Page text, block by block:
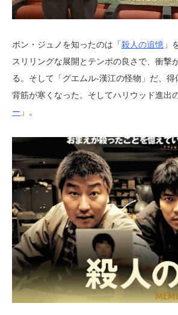
ポン・ジュノを知ったのは「殺人の追憶 」
スリリングな展開とテンポの良さで、衝撃
る。そして「グエムル-漢江の怪物」だ、得
背筋が寒くなった。そしてハリウッド進出
ー 」。